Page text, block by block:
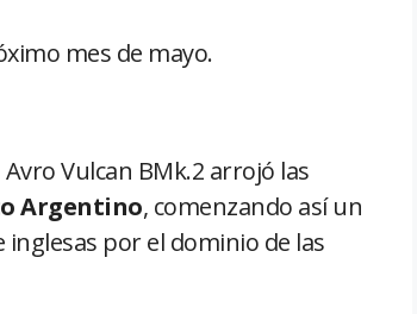
mes de mayo.
Vulcan BMk.2 arrojó las
Argentino, comenzando así un
por el dominio de las